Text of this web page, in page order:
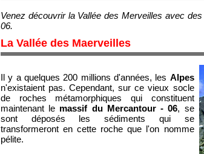
Venez découvrir la Vallée des Merveilles avec
06.
La Vallée des Maerveilles
Il y a quelques 200 millions d'années, les Alpes
n'existaient pas. Cependant, sur ce vieux socle
de roches métamorphiques qui constituent
maintenant le massif du Mercantour - 06, se
sont déposés les sédiments qui se
transformeront en cette roche que l'on nomme
pélite.